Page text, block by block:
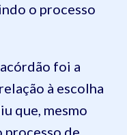
o processo
foi a
à escolha
que, mesmo